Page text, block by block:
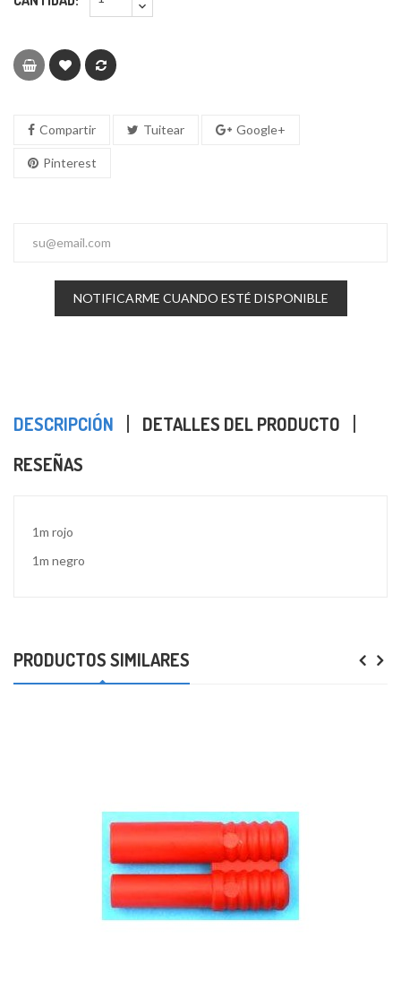
Compartir Tuitear Google+
Pinterest
NOTIFICARME CUANDO ESTÉ DISPONIBLE
DESCRIPCIÓN
DETALLES DEL PRODUCTO
RESEÑAS
1m rojo
1m negro
PRODUCTOS SIMILARES